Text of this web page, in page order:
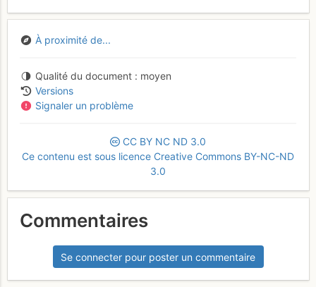
À proximité de...
Qualité du document
moyen
Versions
Signaler un problème
CC BY NC ND 3.0
Ce contenu est sous licence Creative Commons BY-NC-ND
3.0
Commentaires
Se connecter pour poster un commentaire